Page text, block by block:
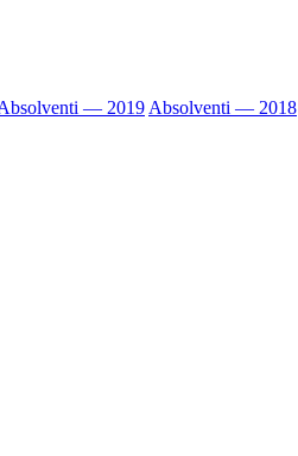
— 2019 Absolventi — 2018